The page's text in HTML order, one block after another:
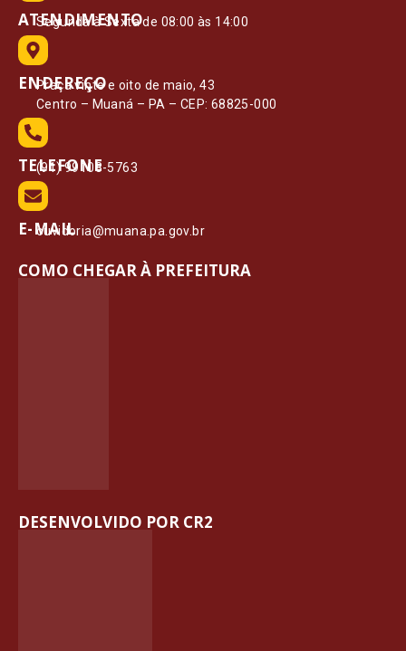
ATENDIMENTO
Segunda à Sexta de 08:00 às 14:00
ENDEREÇO
Praça vinte e oito de maio, 43
Centro – Muaná – PA – CEP: 68825-000
TELEFONE
(91) 99108-5763
E-MAIL
ouvidoria@muana.pa.gov.br
COMO CHEGAR À PREFEITURA
DESENVOLVIDO POR CR2